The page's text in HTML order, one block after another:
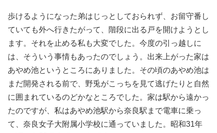
歩けるようになった弟はじっとしておられず、お留守番し
ていても外へ行きたがって、階段に出る戸を開けようとし
ます。それを止める私も大変でした。今度の引っ越しに
は、そういう事情もあったのでしょう。出来上がった家は
あやめ池というところにありました。その頃のあやめ池は
まだ開発される前で、野兎がこっちを見て逃げたりと自然
に囲まれているのどかなところでした。家は駅から遠かっ
たのですが、私はあやめ池駅から奈良駅まで電車に乗っ
て、奈良女子大附属小学校に通っていました。昭和31年